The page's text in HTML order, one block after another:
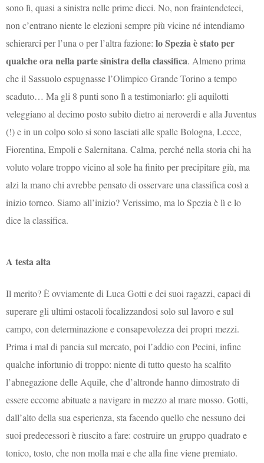
sono lì, quasi a sinistra nelle prime dieci. No, non fraintendeteci,
non c’entrano niente le elezioni sempre più vicine né intendiamo
schierarci per l’una o per l’altra fazione:lo Spezia è stato per
qualche ora nella parte sinistra della classifica. Almeno prima
che il Sassuolo espugnasse l’Olimpico Grande Torino a tempo
scaduto… Ma gli 8 punti sono lì a testimoniarlo: gli aquilotti
veleggiano al decimo posto subito dietro ai neroverdi e alla Juventus
(!) e in un colpo solo si sono lasciati alle spalle Bologna, Lecce,
Fiorentina, Empoli e Salernitana. Calma, perché nella storia chi ha
voluto volare troppo vicino al sole ha finito per precipitare giù, ma
alzi la mano chi avrebbe pensato di osservare una classifica così a
inizio torneo. Siamo all’inizio? Verissimo, ma lo Spezia è lì e lo
dice la classifica.
A testa alta
Il merito? È ovviamente di Luca Gotti e dei suoi ragazzi, capaci di
superare gli ultimi ostacoli focalizzandosi solo sul lavoro e sul
campo, con determinazione e consapevolezza dei propri mezzi.
Prima i mal di pancia sul mercato, poi l’addio con Pecini, infine
qualche infortunio di troppo: niente di tutto questo ha scalfito
l’abnegazione delle Aquile, che d’altronde hanno dimostrato di
essere eccome abituate a navigare in mezzo al mare mosso. Gotti,
dall’alto della sua esperienza, sta facendo quello che nessuno dei
suoi predecessori è riuscito a fare: costruire un gruppo quadrato e
tonico, tosto, che non molla mai e che alla fine viene premiato.